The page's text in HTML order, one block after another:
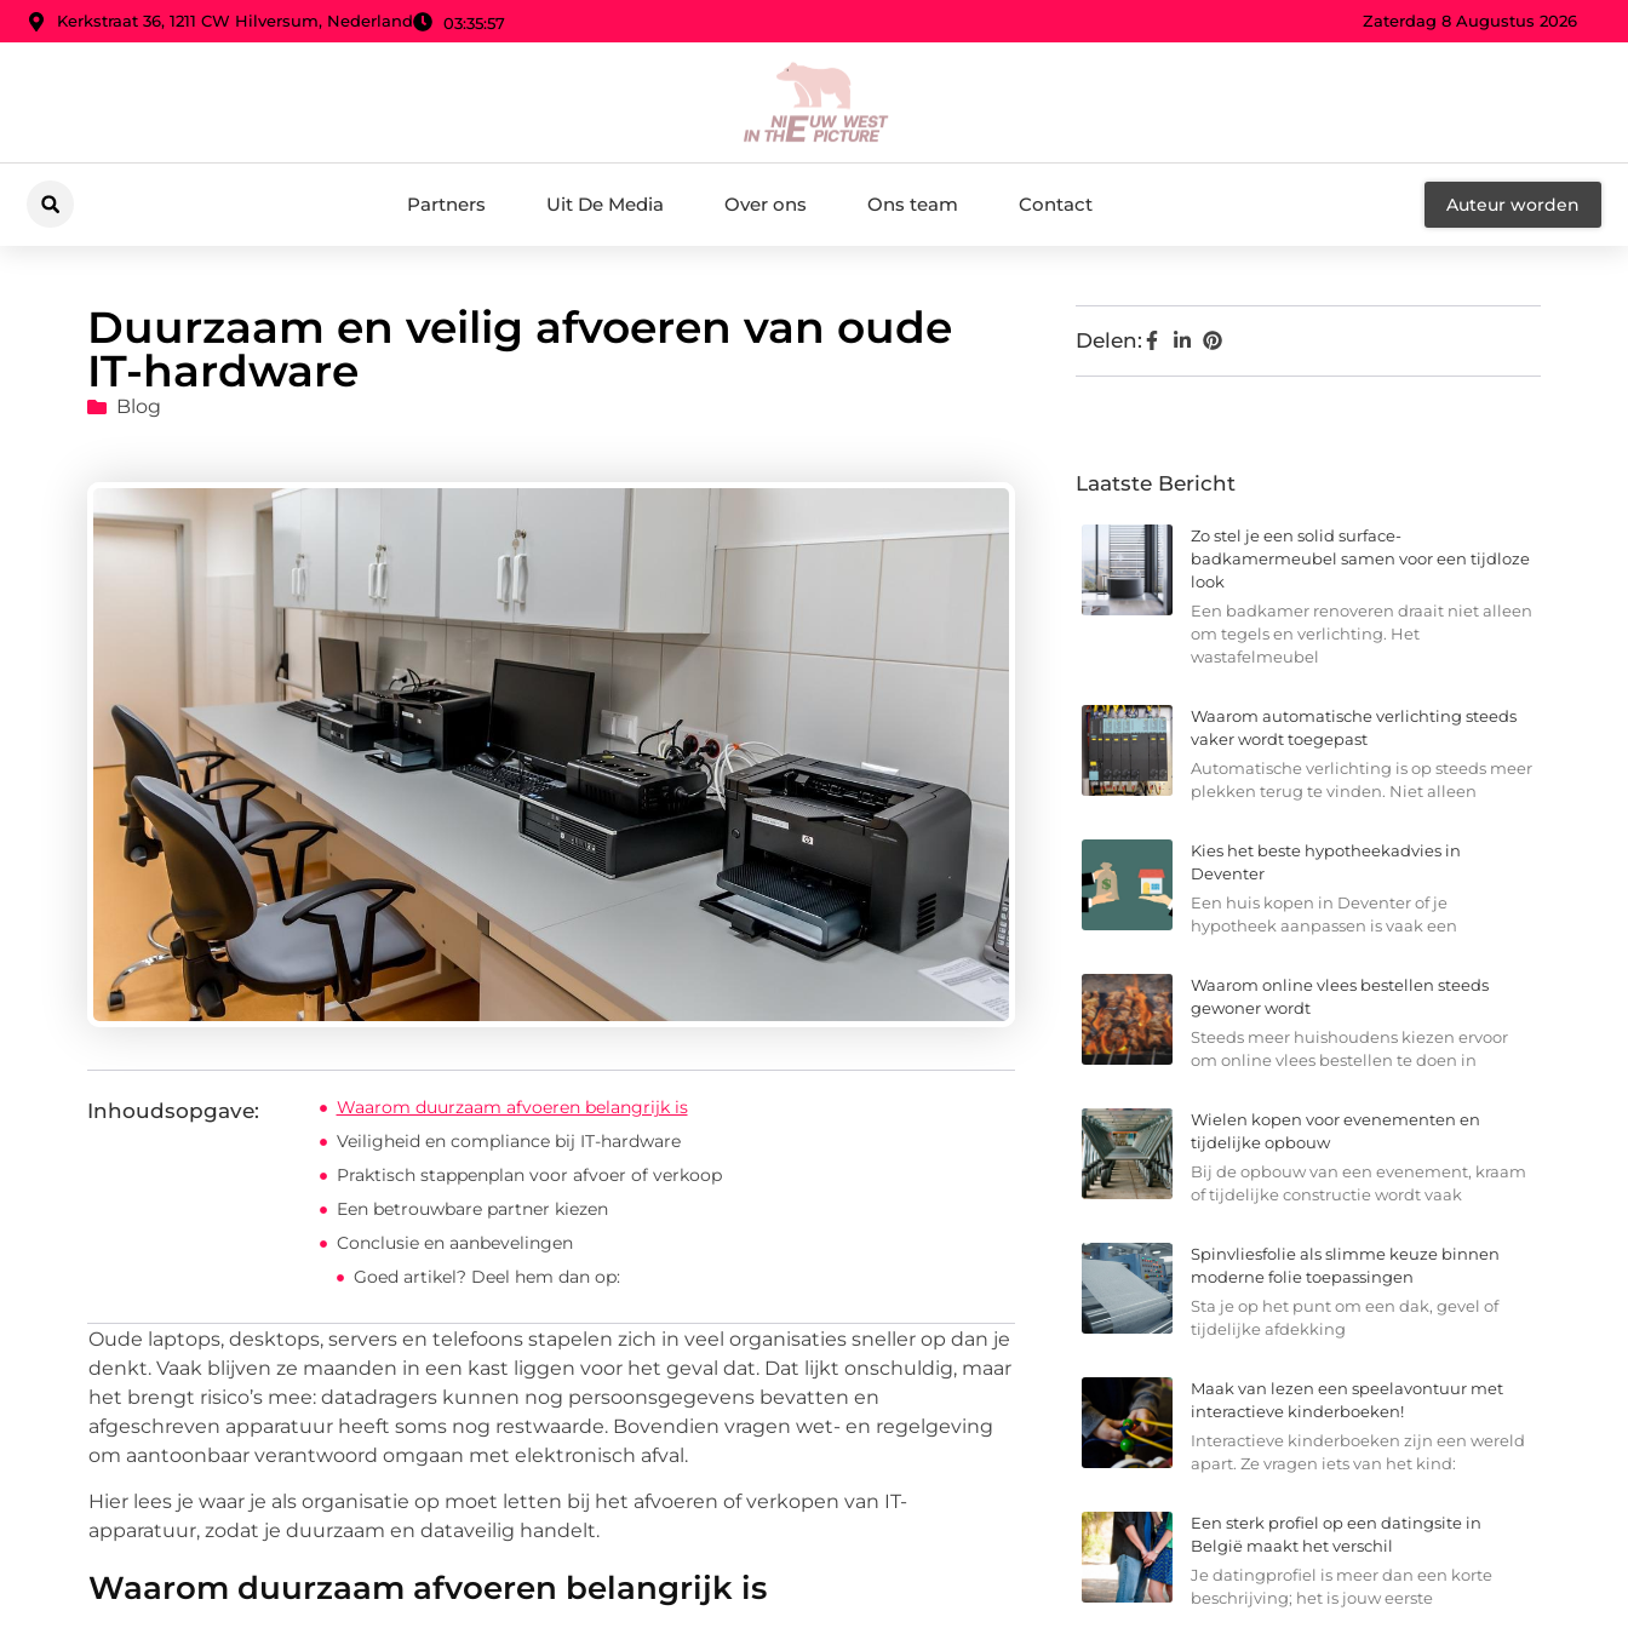
Kerkstraat 36, 1211 CW Hilversum, Nederland 03:35:59 Zaterdag 8 Augustus 2026
Partners Uit De Media Over ons Ons team Contact Auteur worden
Duurzaam en veilig afvoeren van oude
IT-hardware
Blog
Inhoudsopgave:
Waarom duurzaam afvoeren belangrijk is
Veiligheid en compliance bij IT-hardware
Praktisch stappenplan voor afvoer of verkoop
Een betrouwbare partner kiezen
Conclusie en aanbevelingen
Goed artikel? Deel hem dan op:
Oude laptops, desktops, servers en telefoons stapelen zich in veel organisaties sneller op dan je
denkt. Vaak blijven ze maanden in een kast liggen voor het geval dat. Dat lijkt onschuldig, maar
het brengt risico’s mee: datadragers kunnen nog persoonsgegevens bevatten en
afgeschreven apparatuur heeft soms nog restwaarde. Bovendien vragen wet- en regelgeving
om aantoonbaar verantwoord omgaan met elektronisch afval.
Hier lees je waar je als organisatie op moet letten bij het afvoeren of verkopen van IT-
apparatuur, zodat je duurzaam en dataveilig handelt.
Waarom duurzaam afvoeren belangrijk is
Delen:
Laatste Bericht
Zo stel je een solid surface-
badkamermeubel samen voor een tijdloze
look
Een badkamer renoveren draait niet alleen
om tegels en verlichting. Het
wastafelmeubel
Waarom automatische verlichting steeds
vaker wordt toegepast
Automatische verlichting is op steeds meer
plekken terug te vinden. Niet alleen
Kies het beste hypotheekadvies in
Deventer
Een huis kopen in Deventer of je
hypotheek aanpassen is vaak een
Waarom online vlees bestellen steeds
gewoner wordt
Steeds meer huishoudens kiezen ervoor
om online vlees bestellen te doen in
Wielen kopen voor evenementen en
tijdelijke opbouw
Bij de opbouw van een evenement, kraam
of tijdelijke constructie wordt vaak
Spinvliesfolie als slimme keuze binnen
moderne folie toepassingen
Sta je op het punt om een dak, gevel of
tijdelijke afdekking
Maak van lezen een speelavontuur met
interactieve kinderboeken!
Interactieve kinderboeken zijn een wereld
apart. Ze vragen iets van het kind:
Een sterk profiel op een datingsite in
België maakt het verschil
Je datingprofiel is meer dan een korte
beschrijving; het is jouw eerste